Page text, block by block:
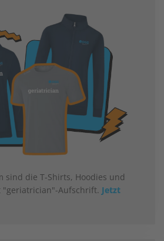
sind die T-Shirts, Hoodies und
"geriatrician"-Aufschrift. Jetzt